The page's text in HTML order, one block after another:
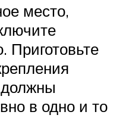
место,
Приготовьте
должны
в одно и то